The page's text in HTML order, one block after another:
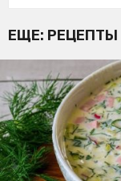
ЕЩЕ: РЕЦЕПТЫ